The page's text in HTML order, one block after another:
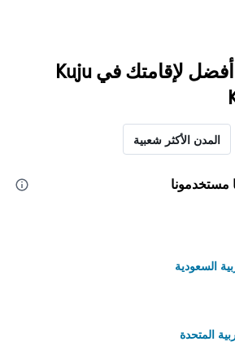
اعثر على نتائج أفضل لإقامتك في Kuju
المدن الأكثر شعبية
مستخدمونا
السعودية
المتحدة